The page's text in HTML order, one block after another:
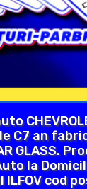
C7 an
GLASS.
la
ILFOV cod